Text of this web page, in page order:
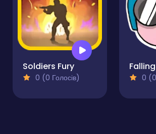
Soldiers Fury
0 (0 Голосів) 0 (0